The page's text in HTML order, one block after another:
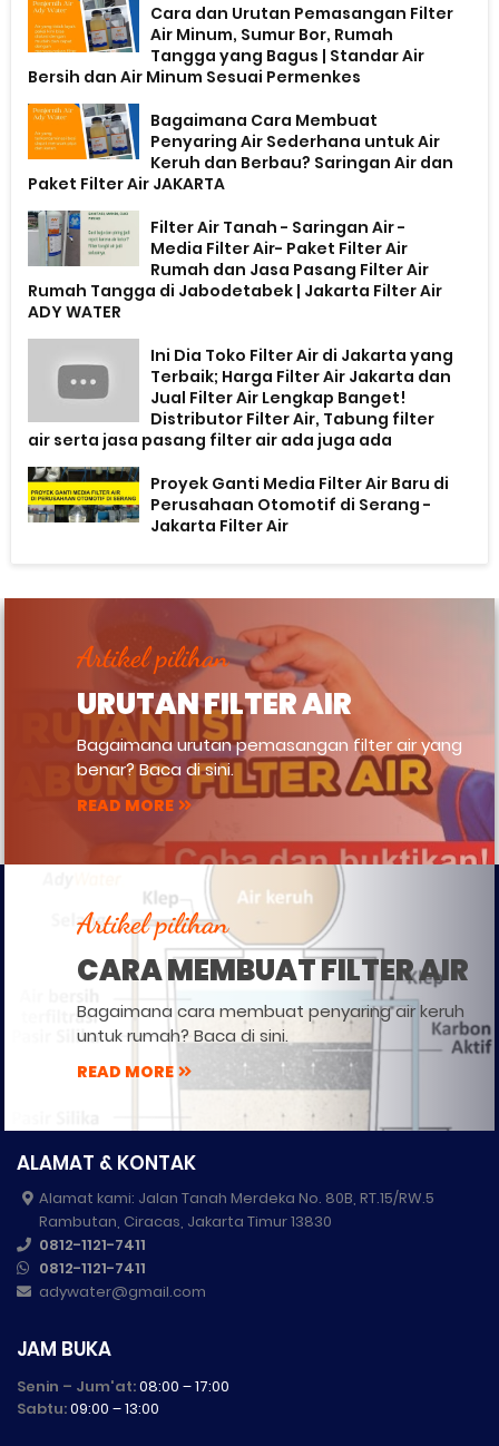
Cara dan Urutan Pemasangan Filter
Air Minum, Sumur Bor, Rumah
Tangga yang Bagus | Standar Air
Bersih dan Air Minum Sesuai Permenkes
Bagaimana Cara Membuat
Penyaring Air Sederhana untuk Air
Keruh dan Berbau? Saringan Air dan
Paket Filter Air JAKARTA
Filter Air Tanah - Saringan Air -
Media Filter Air- Paket Filter Air
Rumah dan Jasa Pasang Filter Air
Rumah Tangga di Jabodetabek | Jakarta Filter Air
ADY WATER
Ini Dia Toko Filter Air di Jakarta yang
Terbaik; Harga Filter Air Jakarta dan
Jual Filter Air Lengkap Banget!
Distributor Filter Air, Tabung filter
air serta jasa pasang filter air ada juga ada
Proyek Ganti Media Filter Air Baru di
Perusahaan Otomotif di Serang -
Jakarta Filter Air
Artikel pilihan
URUTAN FILTER AIR
Bagaimana urutan pemasangan filter air yang
benar? Baca di sini.
READ MORE
Artikel pilihan
CARA MEMBUAT FILTER AIR
Bagaimana cara membuat penyaring air keruh
untuk rumah? Baca di sini.
READ MORE
ALAMAT & KONTAK
Alamat kami: Jalan Tanah Merdeka No. 80B, RT.15/RW.5
Rambutan, Ciracas, Jakarta Timur 13830
0812-1121-7411
0812-1121-7411
adywater@gmail.com
JAM BUKA
Senin – Jum'at:08:00 – 17:00
Sabtu:09:00 – 13:00